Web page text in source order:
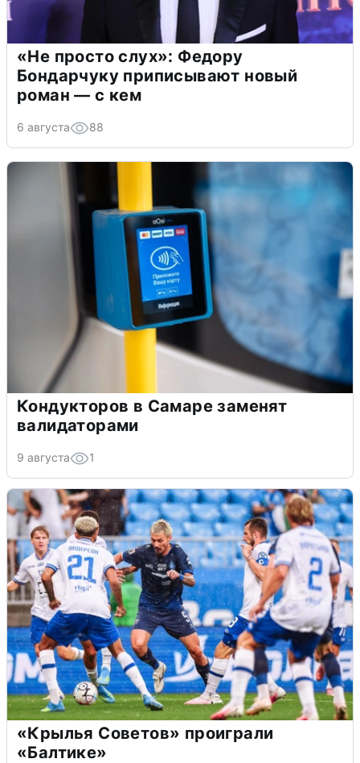
«Не просто слух»: Федору
Бондарчуку приписывают новый
роман — с кем
6 августа 88
Кондукторов в Самаре заменят
валидаторами
9 августа 1
«Крылья Советов» проиграли
«Балтике»